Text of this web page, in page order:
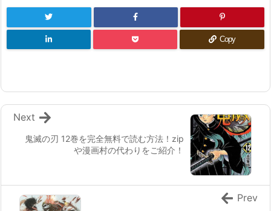
Copy
鬼滅の刃 12巻を完全無料で読む方法！zip
や漫画村の代わりをご紹介！
Next
Prev